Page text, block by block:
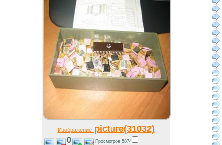
Изображениеpicture(31032)
0 Просмотров 5874